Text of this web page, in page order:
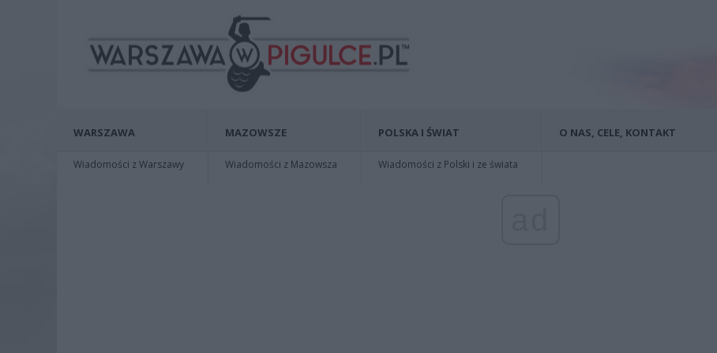
WARSZAWA
Wiadomości z Warszawy
MAZOWSZE
Wiadomości z Mazowsza
POLSKA I ŚWIAT
Wiadomości z Polski i ze świata
O NAS, CELE, KONTAKT